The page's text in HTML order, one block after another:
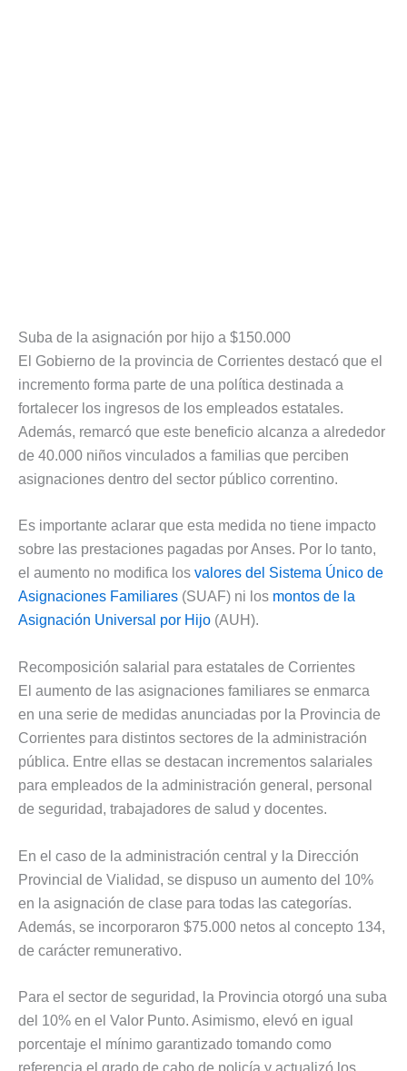
Suba de la asignación por hijo a $150.000
El Gobierno de la provincia de Corrientes destacó que el
incremento forma parte de una política destinada a
fortalecer los ingresos de los empleados estatales.
Además, remarcó que este beneficio alcanza a alrededor
de 40.000 niños vinculados a familias que perciben
asignaciones dentro del sector público correntino.
Es importante aclarar que esta medida no tiene impacto
sobre las prestaciones pagadas por Anses. Por lo tanto,
el aumento no modifica los valores del Sistema Único de
Asignaciones Familiares (SUAF) ni los montos de la
Asignación Universal por Hijo (AUH).
Recomposición salarial para estatales de Corrientes
El aumento de las asignaciones familiares se enmarca
en una serie de medidas anunciadas por la Provincia de
Corrientes para distintos sectores de la administración
pública. Entre ellas se destacan incrementos salariales
para empleados de la administración general, personal
de seguridad, trabajadores de salud y docentes.
En el caso de la administración central y la Dirección
Provincial de Vialidad, se dispuso un aumento del 10%
en la asignación de clase para todas las categorías.
Además, se incorporaron $75.000 netos al concepto 134,
de carácter remunerativo.
Para el sector de seguridad, la Provincia otorgó una suba
del 10% en el Valor Punto. Asimismo, elevó en igual
porcentaje el mínimo garantizado tomando como